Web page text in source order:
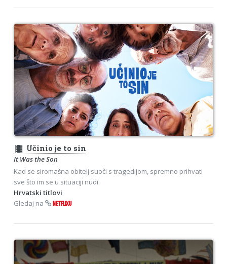
theaters Učinio je to sin
It Was the Son
Kad se siromašna obitelj suoči s tragedijom, spremno prihvati
sve što im se u situaciji nudi.
Hrvatski titlovi
Gledaj na
NETFLIXU